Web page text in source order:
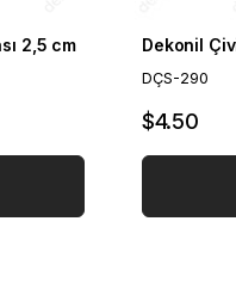
2,5 cm
DÇS-290
$4.50